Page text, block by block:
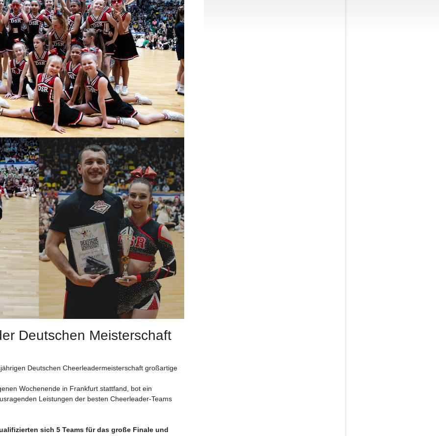
Deutschen Meisterschaft
Deutschen Cheerleadermeisterschaft großartige
Wochenende in Frankfurt stattfand, bot ein
Leistungen der besten Cheerleader-Teams
sich 5 Teams für das große Finale und